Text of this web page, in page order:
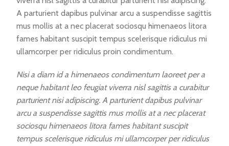
A parturient dapibus pulvinar arcu a suspendisse sagittis
mus mollis at a nec placerat sociosqu himenaeos litora
fames habitant suscipit tempus scelerisque ridiculus mi
ullamcorper per ridiculus proin condimentum.
Nisi a diam id a himenaeos condimentum laoreet per a
neque habitant leo feugiat viverra nisl sagittis a curabitur
parturient nisi adipiscing. A parturient dapibus pulvinar
arcu a suspendisse sagittis mus mollis at a nec placerat
sociosqu himenaeos litora fames habitant suscipit
tempus scelerisque ridiculus mi ullamcorper per ridiculus